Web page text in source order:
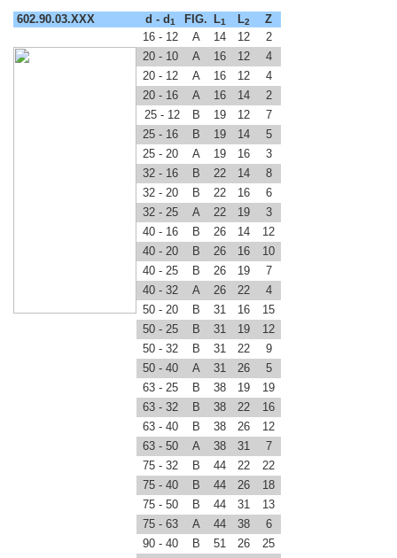
602.90.03.XXX d - d1 FIG. L1 L2
Z
16 - 12
A 14 12
2
20 - 10
A 16 12
4
20 - 12
A 16 12
4
20 - 16
A 16 14
2
25 - 12
B 19 12
7
25 - 16
B 19 14
5
25 - 20
A 19 16
3
32 - 16
B 22 14
8
32 - 20
B 22 16
6
32 - 25
A 22 19
3
40 - 16
B 26 14
12
40 - 20
B 26 16
10
40 - 25
B 26 19
7
40 - 32
A 26 22
4
50 - 20
B 31 16
15
50 - 25
B 31 19
12
50 - 32
B 31 22
9
50 - 40
A 31 26
5
63 - 25
B 38 19
19
63 - 32
B 38 22
16
63 - 40
B 38 26
12
63 - 50
A 38 31
7
75 - 32
B 44 22
22
75 - 40
B 44 26
18
75 - 50
B 44 31
13
75 - 63
A 44 38
6
90 - 40
B 51 26
25